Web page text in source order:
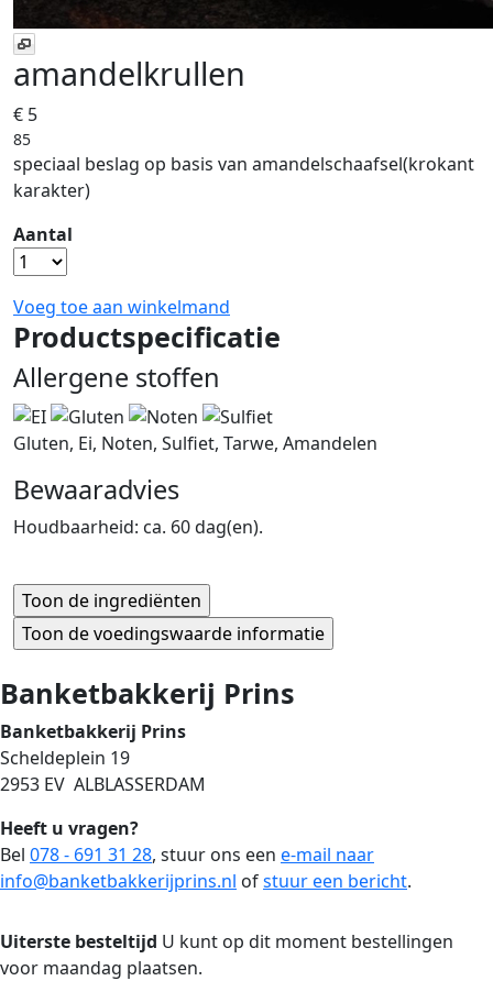
amandelkrullen
€ 5
85
speciaal beslag op basis van amandelschaafsel(krokant
karakter)
Aantal
Voeg toe aan winkelmand
Productspecificatie
Allergene stoffen
Gluten, Ei, Noten, Sulfiet, Tarwe, Amandelen
Bewaaradvies
Houdbaarheid: ca. 60 dag(en).
Banketbakkerij Prins
Banketbakkerij Prins
Scheldeplein 19
2953 EV ALBLASSERDAM
Heeft u vragen?
Bel 078 - 691 31 28, stuur ons een e-mail naar
info@banketbakkerijprins.nl ofstuur een bericht.
Uiterste besteltijd U kunt op dit moment bestellingen
voor maandag plaatsen.